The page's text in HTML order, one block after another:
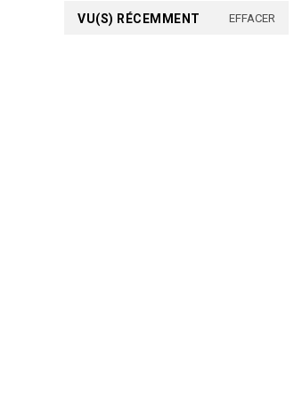
VU(S) RÉCEMMENT EFFACER